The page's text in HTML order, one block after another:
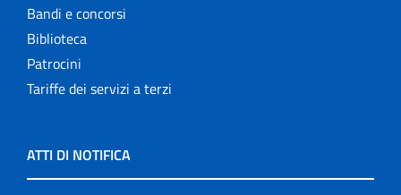
Bandi e concorsi
Biblioteca
Patrocini
Tariffe dei servizi a terzi
ATTI DI NOTIFICA